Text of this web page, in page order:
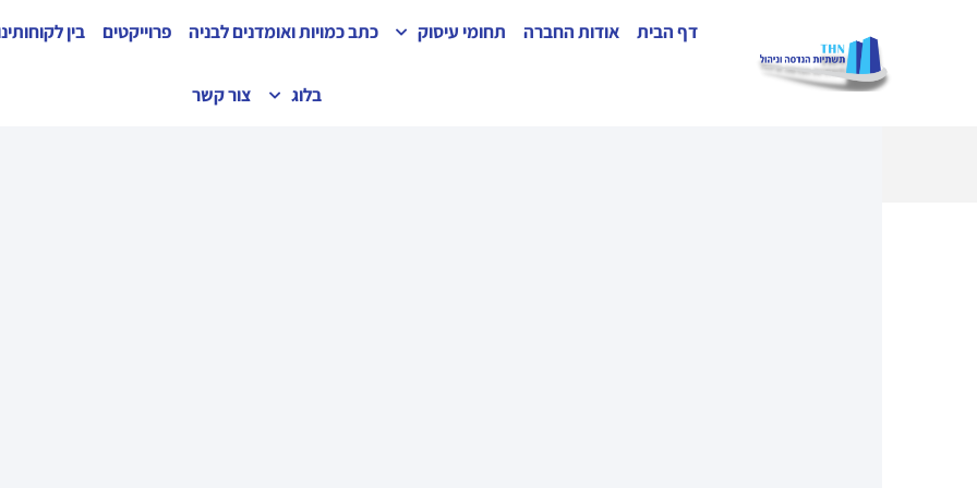
דף הבית אודות החברה תחומי עיסוק כתב כמויות ואומדנים לבניה פרוייקטים בין
בלוג צור קשר